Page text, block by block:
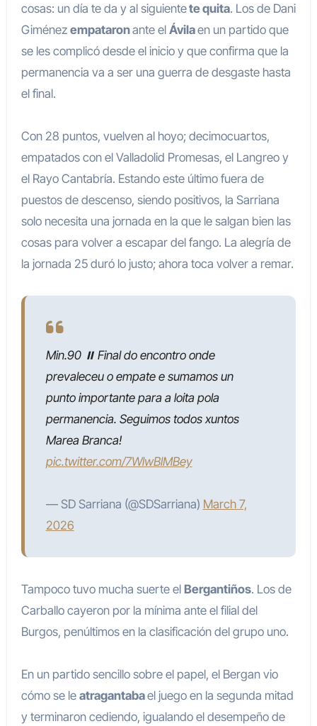
cosas: un día te da y al siguientete quita. Los de Dani
Giménez empataronante el Ávilaen un partido que
se les complicó desde el inicio y que confirma que la
permanencia va a ser una guerra de desgaste hasta
el final.
Con 28 puntos, vuelven al hoyo; decimocuartos,
empatados con el Valladolid Promesas, el Langreo y
el Rayo Cantabría. Estando este último fuera de
puestos de descenso, siendo positivos, la Sarriana
solo necesita una jornada en la que le salgan bien las
cosas para volver a escapar del fango. La alegría de
la jornada 25 duró lo justo; ahora toca volver a remar.
Min.90 ⏸️ Final do encontro onde
prevaleceu o empate e sumamos un
punto importante para a loita pola
permanencia. Seguimos todos xuntos
Marea Branca!
pic.twitter.com/7WlwBlMBey
— SD Sarriana (@SDSarriana) March 7,
2026
Tampoco tuvo mucha suerte el Bergantiños. Los de
Carballo cayeron por la mínima ante el filial del
Burgos, penúltimos en la clasificación del grupo uno.
En un partido sencillo sobre el papel, el Bergan vio
cómo se le atragantabael juego en la segunda mitad
y terminaron cediendo, igualando el desempeño de